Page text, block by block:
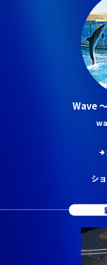
Wave
シ